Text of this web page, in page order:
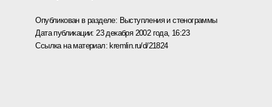
Опубликован в разделе: Выступления и стенограммы
Дата публикации: 23 декабря 2002 года, 16:23
Ссылка на материал:kremlin.ru/d/21824